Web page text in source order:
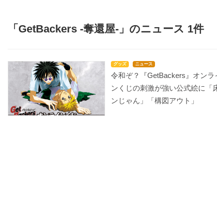
「GetBackers -奪還屋-」のニュース 1件
グッズ ニュース
令和ぞ？『GetBackers』オンラ
ンくじの刺激が強い公式絵に「
ンじゃん」「構図アウト」